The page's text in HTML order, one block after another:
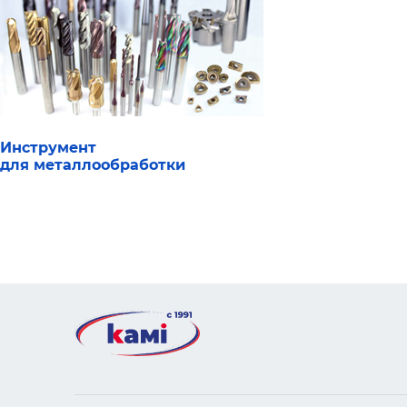
Инструмент
для металлообработки